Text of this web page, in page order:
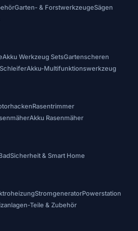
Garten- & ForstwerkzeugeSägen
Akku Werkzeug SetsGartenscheren
Akku-Multifunktionswerkzeug
Rasentrimmer
Akku Rasenmäher
Sicherheit & Smart Home
StromgeneratorPowerstation
Teile & Zubehör